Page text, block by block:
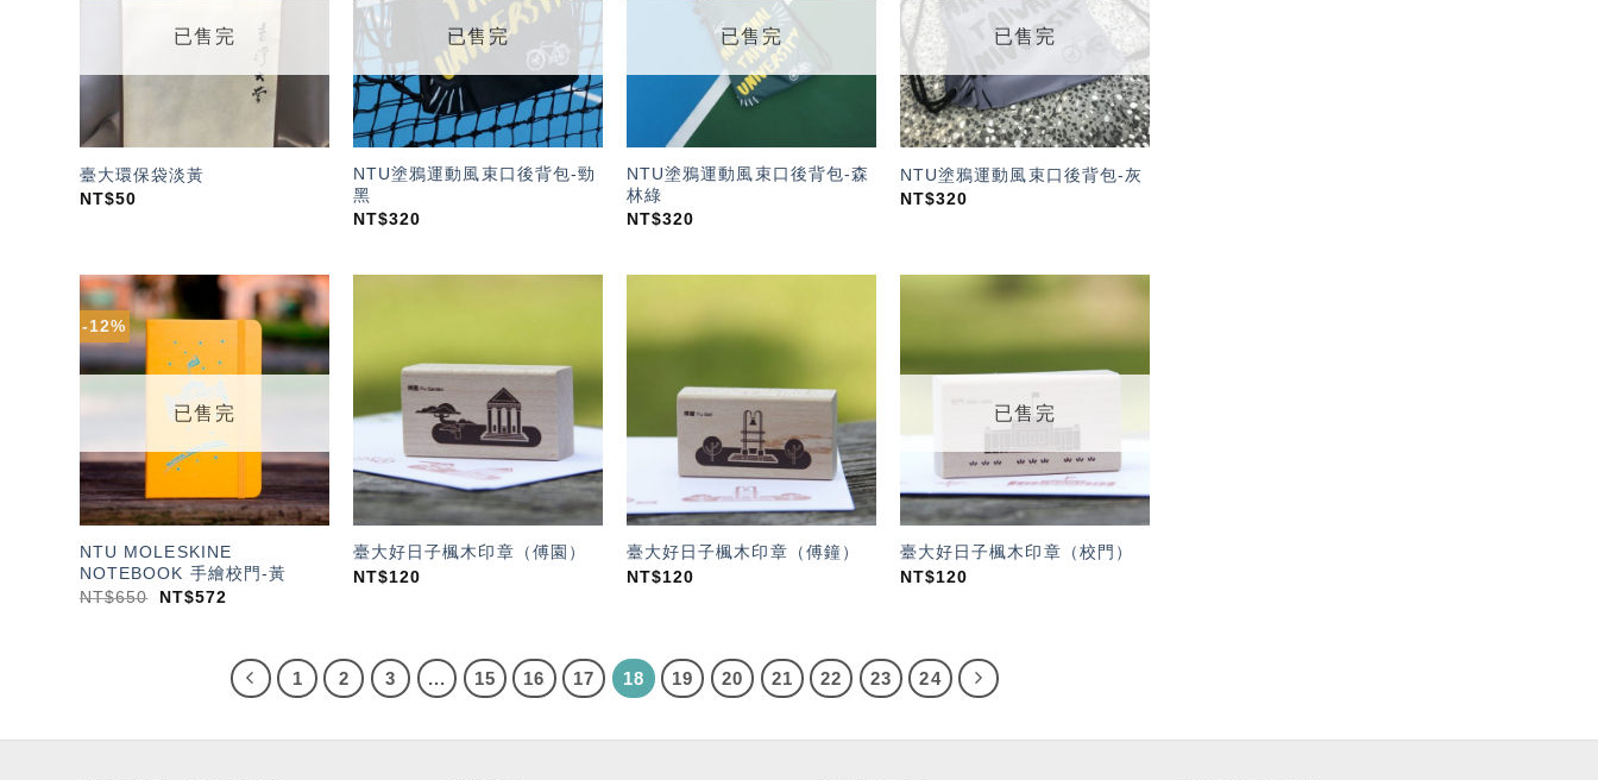
已售完
臺大環保袋淡黃
NT$50
已售完
NTU塗鴉運動風束口後背包-勁
黑
NT$320
已售完
NTU塗鴉運動風束口後背包-森
林綠
NT$320
單」
已售完
NTU塗鴉運動風束口後背包-灰
NT$320
-12%
加入
「願
望輕
已售完
NTU MOLESKINE
NOTEBOOK 手繪校門-黃
NT$650 NT$572
望輕
臺大好日子楓木印章（傅園）
NT$120
單」
臺大好日子楓木印章（傅鐘）
NT$120
加入
望輕
已售完
臺大好日子楓木印章（校門）
NT$120
1 2 3 ... 15 16 17 18 19 20 21 22 23 24